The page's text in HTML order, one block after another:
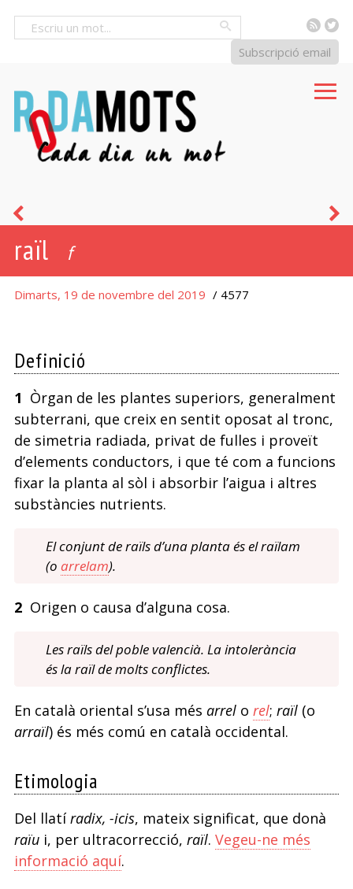
RSS
Subscripció email
raïl f
Dimarts, 19 de novembre del 2019 / 4577
Definició
1 Òrgan de les plantes superiors, generalment
subterrani, que creix en sentit oposat al tronc,
de simetria radiada, privat de fulles i proveït
d’elements conductors, i que té com a funcions
fixar la planta al sòl i absorbir l’aigua i altres
substàncies nutrients.
El conjunt de raïls d’una planta és el raïlam
(o arrelam).
2Origen o causa d’alguna cosa.
Les raïls del poble valencià. La intolerància
és la raïl de molts conflictes.
En català oriental s’usa més arrelo rel; raïl(o
arraïl) és més comú en català occidental.
Etimologia
Del llatíradix, -icis, mateix significat, que donà
raïui, per ultracorrecció, raïl. Vegeu-ne més
informació aquí.
miquetaines